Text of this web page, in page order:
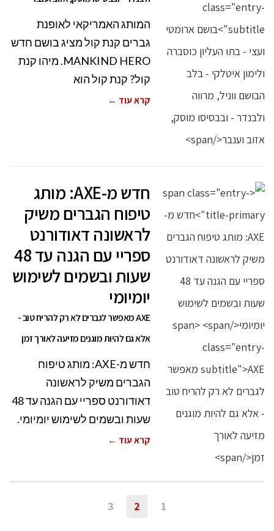
המותג האמריקאי לאופנת
גברים קנת קול מציג בושם חדש
MANKIND HERO. מיהו קנת
קול? קנת קול הוא
קרא עוד ←
חדש מ-AXE: מותג
טיפוח הגברים משיק
לראשונה דאודורנט
ספריי עם הגנה עד 48
שעות ובשמים לשימוש
יומיומי
AXE מאפשר לגברים לא רק להריח טוב -
אלא גם להיות מוגנים מזיעה לאורך זמן
חדש מ-AXE: מותג טיפוח
הגברים משיק לראשונה
דאודורנט ספריי עם הגנה עד 48
שעות ובשמים לשימוש יומיומי.
קרא עוד ←
1
2
3